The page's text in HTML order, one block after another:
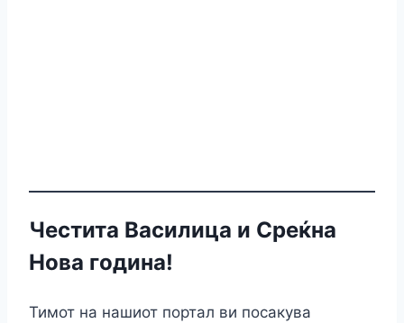
Честита Василица и Среќна
Нова година!
Тимот на нашиот портал ви посакува